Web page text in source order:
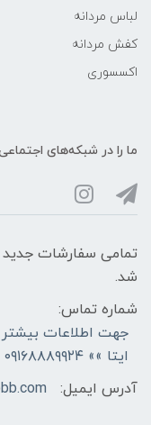
لباس مردانه
کفش مردانه
اکسسوری
ما را در شبکه‌های
شد.
شماره تماس:
جهت اطلاعات
ایتا »» ۰۹۱۶۸۸۸۹۹۲۴
آدرس ایمیل: